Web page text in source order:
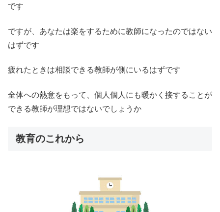
です
ですが、あなたは楽をするために教師になったのではない
はずです
疲れたときは相談できる教師が側にいるはずです
全体への熱意をもって、個人個人にも暖かく接することが
できる教師が理想ではないでしょうか
教育のこれから